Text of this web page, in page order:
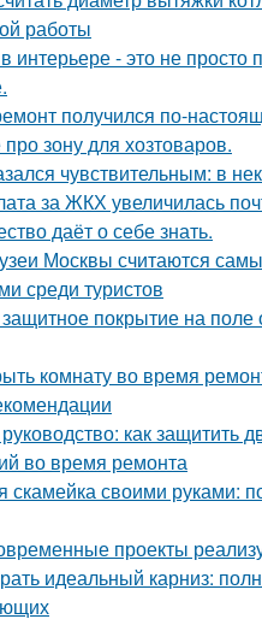
работы
интерьере - это не просто
получился по-
про зону для хозтоваров.
чувствительным: в
за ЖКХ увеличилась
даёт о себе знать.
Москвы считаются
среди туристов
покрытие на поле
комнату во время
как защитить
во время ремонта
скамейка своими руками:
проекты
идеальный карниз: